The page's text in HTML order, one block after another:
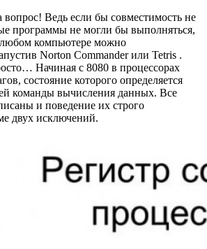
вопрос! Ведь если бы совместимость не
программы не могли бы выполняться,
любом компьютере можно
Norton Commander или Tetris .
Начиная с 8080 в процессорах
состояние которого определяется
команды вычисления данных. Все
и поведение их строго
двух исключений.